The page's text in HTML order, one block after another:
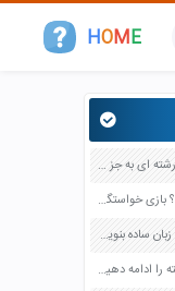
HOME
یکی از هنرمندان معاصر مورد علاقه خود را در هر رشته ای به جز عکاسی صفحه 69 فرهنگ و هنر نهم
یکی از مسیر های عبور و مرور خودروها می باشد ؟ بازی خواستگاری جواب پاسخ
یکی از حکایت هایی را که تا به حال شنیده اید به زبان ساده بنویسید صفحه 97 نگارش ششم دبستان
یکی از متن های ناتمام زیر را انتخاب کنید و نوشته را ادامه دهید صفحه 73 و 74 کتاب نگارش فارسی پنجم دبستان